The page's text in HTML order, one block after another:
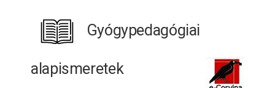
Gyógypedagógiai
alapismeretek